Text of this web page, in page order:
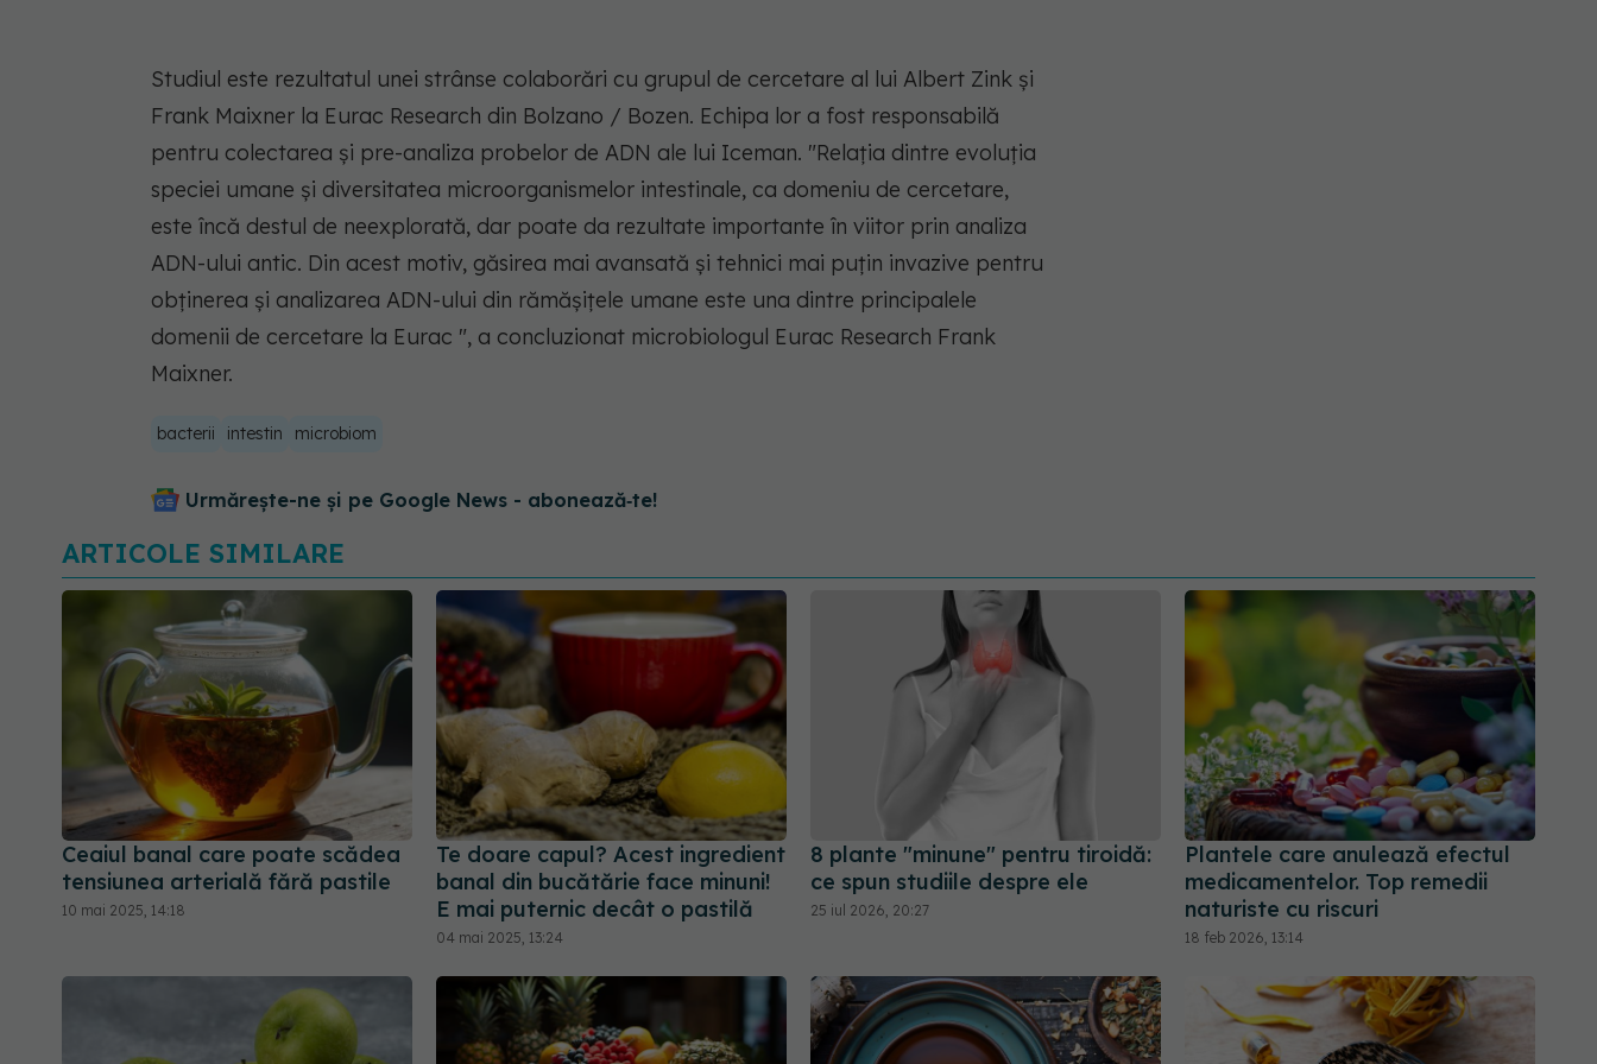
Studiul este rezultatul unei strânse colaborări cu grupul de cercetare al lui Albert Zink și
Frank Maixner la Eurac Research din Bolzano / Bozen. Echipa lor a fost responsabilă
pentru colectarea și pre-analiza probelor de ADN ale lui Iceman. "Relația dintre evoluția
speciei umane și diversitatea microorganismelor intestinale, ca domeniu de cercetare,
este încă destul de neexplorată, dar poate da rezultate importante în viitor prin analiza
ADN-ului antic. Din acest motiv, găsirea mai avansată și tehnici mai puțin invazive pentru
obținerea și analizarea ADN-ului din rămășițele umane este una dintre principalele
domenii de cercetare la Eurac ", a concluzionat microbiologul Eurac Research Frank
Maixner.
bacterii intestin microbiom
Urmărește-ne și pe Google News - abonează‑te!
ARTICOLE SIMILARE
Ceaiul banal care poate scădea
tensiunea arterială fără pastile
10 mai 2025, 14:18
Te doare capul? Acest ingredient
banal din bucătărie face minuni!
E mai puternic decât o pastilă
04 mai 2025, 13:24
8 plante "minune" pentru tiroidă:
ce spun studiile despre ele
25 iul 2026, 20:27
Plantele care anulează efectul
medicamentelor. Top remedii
naturiste cu riscuri
18 feb 2026, 13:14